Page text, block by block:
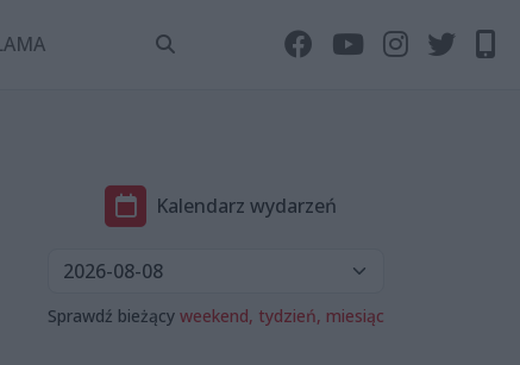
Kalendarz wydarzeń
Sprawdź bieżący weekend, tydzień, miesiąc